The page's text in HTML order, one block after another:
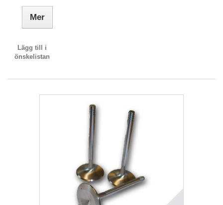
Mer
Lägg till i
önskelistan